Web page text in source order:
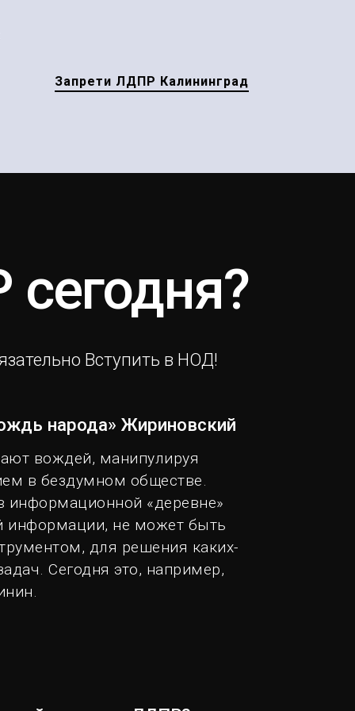
Запрети ЛДПР Калининград
Вступить в НОД!
народа» Жириновский
вождей, манипулируя
в бездумном обществе.
информационной «деревне»
информации, не может быть
для решения каких-
Сегодня это, например,